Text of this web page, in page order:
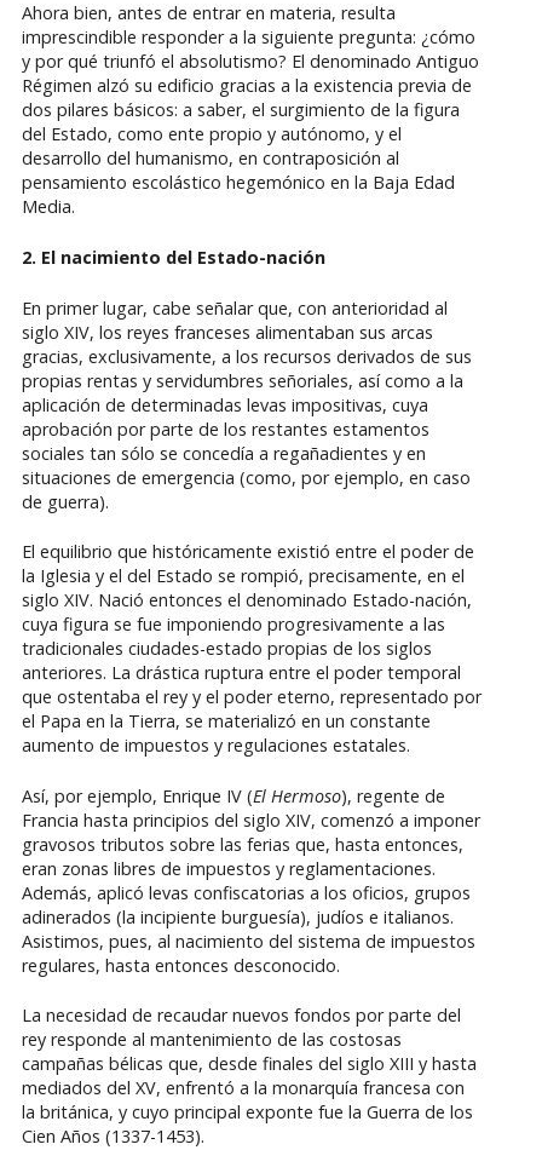
Ahora bien, antes de entrar en materia, resulta
imprescindible responder a la siguiente pregunta: ¿cómo
y por qué triunfó el absolutismo? El denominado Antiguo
Régimen alzó su edificio gracias a la existencia previa de
dos pilares básicos: a saber, el surgimiento de la figura
del Estado, como ente propio y autónomo, y el
desarrollo del humanismo, en contraposición al
pensamiento escolástico hegemónico en la Baja Edad
Media.
2. El nacimiento del Estado-nación
En primer lugar, cabe señalar que, con anterioridad al
siglo XIV, los reyes franceses alimentaban sus arcas
gracias, exclusivamente, a los recursos derivados de sus
propias rentas y servidumbres señoriales, así como a la
aplicación de determinadas levas impositivas, cuya
aprobación por parte de los restantes estamentos
sociales tan sólo se concedía a regañadientes y en
situaciones de emergencia (como, por ejemplo, en caso
de guerra).
El equilibrio que históricamente existió entre el poder de
la Iglesia y el del Estado se rompió, precisamente, en el
siglo XIV. Nació entonces el denominado Estado-nación,
cuya figura se fue imponiendo progresivamente a las
tradicionales ciudades-estado propias de los siglos
anteriores. La drástica ruptura entre el poder temporal
que ostentaba el rey y el poder eterno, representado por
el Papa en la Tierra, se materializó en un constante
aumento de impuestos y regulaciones estatales.
Así, por ejemplo, Enrique IV (El Hermoso), regente de
Francia hasta principios del siglo XIV, comenzó a imponer
gravosos tributos sobre las ferias que, hasta entonces,
eran zonas libres de impuestos y reglamentaciones.
Además, aplicó levas confiscatorias a los oficios, grupos
adinerados (la incipiente burguesía), judíos e italianos.
Asistimos, pues, al nacimiento del sistema de impuestos
regulares, hasta entonces desconocido.
La necesidad de recaudar nuevos fondos por parte del
rey responde al mantenimiento de las costosas
campañas bélicas que, desde finales del siglo XIII y hasta
mediados del XV, enfrentó a la monarquía francesa con
la británica, y cuyo principal exponte fue la Guerra de los
Cien Años (1337-1453).